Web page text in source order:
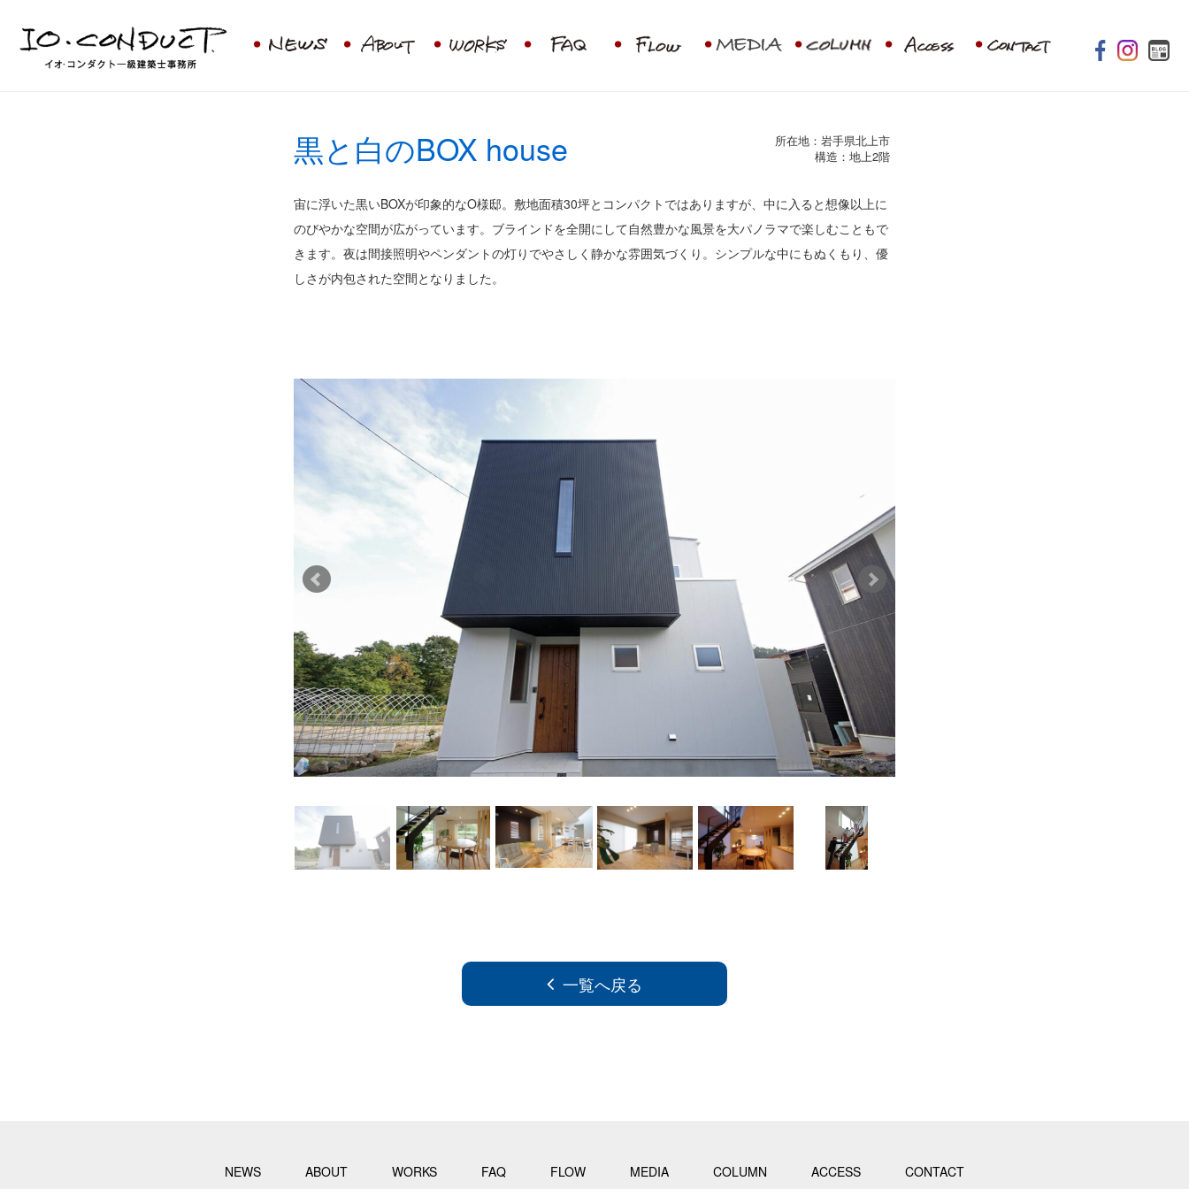
黒と白のBOX house
所在地：岩手県北上市
構造：地上2階
宙に浮いた黒いBOXが印象的なO様邸。敷地面積30坪とコンパクトではありますが、中に入ると想像以上に
のびやかな空間が広がっています。ブラインドを全開にして自然豊かな風景を大パノラマで楽しむこともで
きます。夜は間接照明やペンダントの灯りでやさしく静かな雰囲気づくり。シンプルな中にもぬくもり、優
しさが内包された空間となりました。
一覧へ戻る
NEWS ABOUT WORKS FAQ FLOW MEDIA COLUMN ACCESS CONTACT